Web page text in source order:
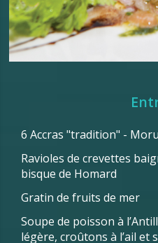
6 Accras "tradition" -
Ravioles de crevettes
bisque de Homard
Gratin de fruits de mer
Soupe de poisson à
légère, croûtons à l’ail et